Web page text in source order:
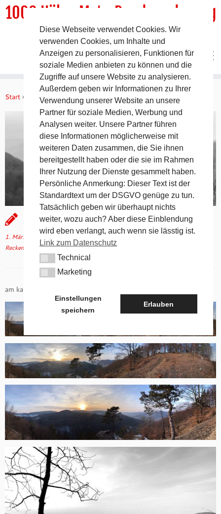
Inhalt
1000 HöhenMeterRundwanderweg
DER Rundwanderweg um Pommelsbrunn
Start » Aktuelles » Mühlkoppe
Mühlkoppe
1. März 2018 verschlagwortet Mühlkoppe
Reckenberg
vontk(aktualisiert am15. März 2018
am kalten 1. März am späten Nachmittag…
Diese Webseite verwendet Cookies. Wir
verwenden Cookies, um Inhalte und
Anzeigen zu personalisieren, Funktionen für
soziale Medien anbieten zu können und die
Zugriffe auf unsere Website zu analysieren.
Außerdem geben wir Informationen zu Ihrer
Verwendung unserer Website an unsere
Partner für soziale Medien, Werbung und
Analysen weiter. Unsere Partner führen
diese Informationen möglicherweise mit
weiteren Daten zusammen, die Sie ihnen
bereitgestellt haben oder die sie im Rahmen
Ihrer Nutzung der Dienste gesammelt haben.
Persönliche Anmerkung: Dieser Text ist der
Standardtext um der DSGVO genüge zu tun.
Tatsächlich geben wir überhaupt nichts
weiter, wozu auch? Aber diese Einblendung
wird eben verlangt, auch wenn sie lässtig ist.
Link zum Datenschutz
TechnicalTechnical
MarketingMarketing
Einstellungen
speichern
Erlauben